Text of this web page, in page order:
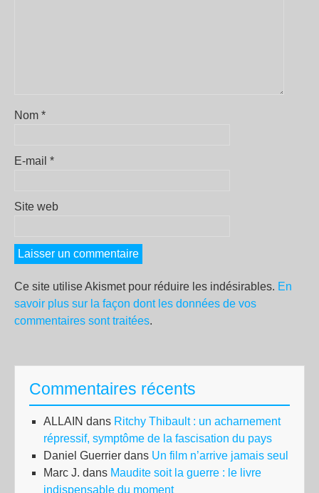
Nom *
E-mail *
Site web
Ce site utilise Akismet pour réduire les indésirables. En
savoir plus sur la façon dont les données de vos
commentaires sont traitées.
Commentaires récents
ALLAIN dans Ritchy Thibault : un acharnement
répressif, symptôme de la fascisation du pays
Daniel Guerrier dans Un film n’arrive jamais seul
Marc J. dans Maudite soit la guerre : le livre
indispensable du moment